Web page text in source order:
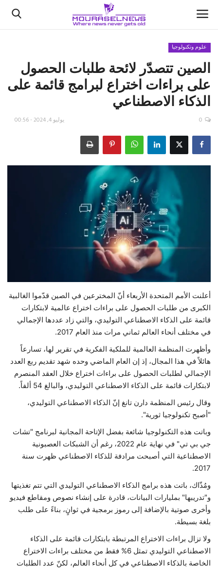
الأخبار
كتّابنا
السعودية
اقتصاد
علوم وتكنولوجيا
علوم وتكنولوجيا
الصين تتصدّر لائحة طلبات الحصول
على براءات اختراع لبرامج قائمة على
الذكاء الاصطناعي
يوليو 4, 2024 - 00:56 0
أعلنت الأمم المتحدة الأربعاء أنّ المخترعين في الصين قدّموا الغالبية
الكبرى من طلبات الحصول على براءات اختراع عالمية لابتكارات
قائمة على الذكاء الاصطناعي التوليدي، والتي زاد عددها الإجمالي
في مختلف أنحاء العالم ثماني مرات منذ العام 2017.
وأظهرت المنظمة العالمية للملكية الفكرية في تقرير لها، تسارعاً
هائلاً في هذا المجال، إذ إن العام الماضي وحده شهد تقديم ربع العدد
الإجمالي لطلبات الحصول على براءات اختراع خلال العقد المنصرم
لابتكارات قائمة على الذكاء الاصطناعي التوليدي، والبالغ 54 ألفاً.
وقال رئيس المنظمة دارن تانغ إنّ الذكاء الاصطناعي التوليدي،
"أصبح تكنولوجيا ثورية".
وباتت هذه التكنولوجيا شائعة بفضل الإتاحة المجانية لبرنامج "تشات
جي بي تي" في نهاية عام 2022، رغم أن الشبكات العصبونية
الاصطناعية التي أصبحت مرادفة للذكاء الاصطناعي ظهرت سنة
2017.
ومُذّاك، باتت هذه برامج الذكاء الاصطناعي التوليدي التي تتم تغذيتها
و"تدريبها" بمليارات البيانات، قادرة على إنشاء نصوص ومقاطع فيديو
وأخرى صوتية بالإضافة إلى رموز برمجية في ثوانٍ، بناءً على طلب
بلغة بسيطة.
ولا تزال براءات الاختراع المرتبطة بابتكارات قائمة على الذكاء
الاصطناعي التوليدي تمثل 6% فقط من مختلف براءات الاختراع
الخاصة بالذكاء الاصطناعي في كل أنحاء العالم، لكنّ عدد الطلبات